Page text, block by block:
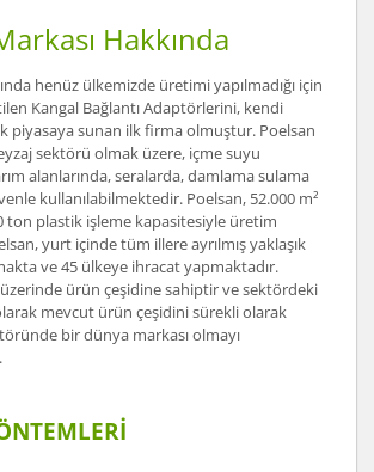
Hakkında
henüz ülkemizde üretimi yapılmadığı için
Kangal Bağlantı Adaptörlerini, kendi
piyasaya sunan ilk firma olmuştur. Poelsan
sektörü olmak üzere, içme suyu
alanlarında, seralarda, damlama sulama
kullanılabilmektedir. Poelsan, 52.000 m²
ton plastik işleme kapasitesiyle üretim
yurt içinde tüm illere ayrılmış yaklaşık
ve 45 ülkeye ihracat yapmaktadır.
üzerinde ürün çeşidine sahiptir ve sektördeki
mevcut ürün çeşidini sürekli olarak
bir dünya markası olmayı